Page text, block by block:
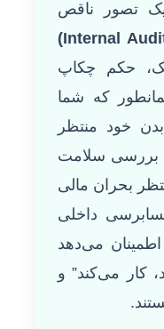
تصور ناقص
حکم چکاپ
که شما
خود منتظر
بررسی سلامت
بحران مالی
داخلی
می‌دهد
کار می‌کند” و